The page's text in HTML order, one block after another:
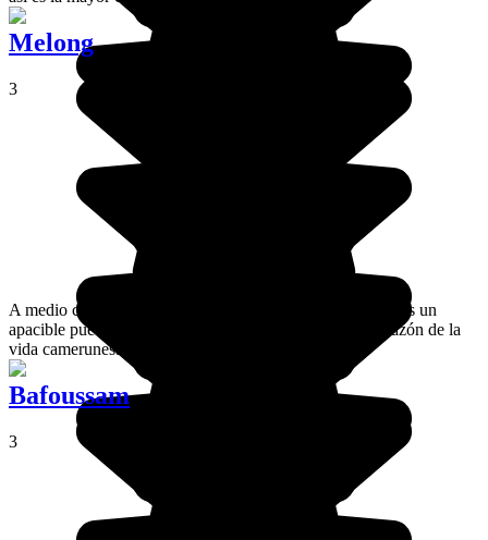
Melong
3
A medio camino entre Nkongsamba y Dschang, Melong es un
apacible pueblo en donde encontrarás la calma en el corazón de la
vida camerunesa.
Bafoussam
3